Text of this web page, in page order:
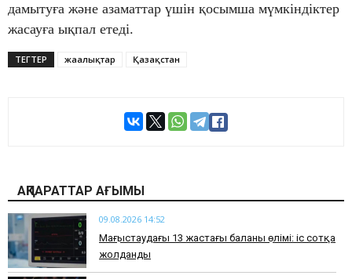
дамытуға және азаматтар үшін қосымша мүмкіндіктер
жасауға ықпал етеді.
ТЕГТЕР жаңалықтар Қазақстан
АҚПАРАТТАР АҒЫМЫ
09.08.2026 14:52
Маңғыстаудағы 13 жастағы баланың өлімі: іс сотқа
жолданды